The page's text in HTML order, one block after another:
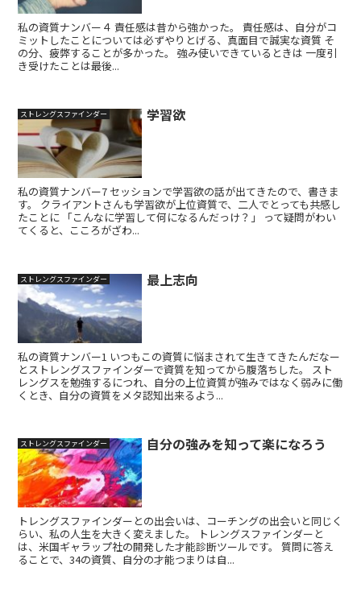
私の資質ナンバー４ 責任感は昔から強かった。 責任感は、自分がコ
ミットしたことについては必ずやりとげる、真面目で誠実な資質 そ
の分、疲弊することが多かった。 強み使いできているときは 一度引
き受けたことは最後...
ストレングスファインダー 学習欲
私の資質ナンバー7 セッションで学習欲の話が出てきたので、書きま
す。 クライアントさんも学習欲が上位資質で、二人でとっても共感し
たことに 「こんなに学習して何になるんだっけ？」 って疑問がわい
てくると、こころがざわ...
ストレングスファインダー 最上志向
私の資質ナンバー1 いつもこの資質に悩まされて生きてきたんだなー
とストレングスファインダーで資質を知ってから腹落ちした。 スト
レングスを勉強するにつれ、自分の上位資質が強みではなく弱みに働
くとき、自分の資質をメタ認知出来るよう...
ストレングスファインダー 自分の強みを知って楽になろう
トレングスファインダーとの出会いは、コーチングの出会いと同じく
らい、私の人生を大きく変えました。 トレングスファインダーと
は、米国ギャラップ社の開発した才能診断ツールです。 質問に答え
ることで、34の資質、自分の才能つまりは自...